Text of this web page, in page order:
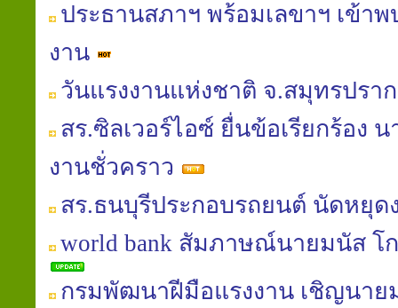
ประธานสภาฯ พร้อมเลขาฯ เข้า
งาน
วันแรงงานแห่งชาติ จ.สมุทรปรา
สร.ซิลเวอร์ไอซ์ ยื่นข้อเรียกร้อง
งานชั่วคราว
สร.ธนบุรีประกอบรถยนต์ นัดหยุด
world bank สัมภาษณ์นายมนัส โ
กรมพัฒนาฝีมือแรงงาน เชิญนาย